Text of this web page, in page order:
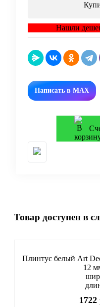
Нашли
Написать в MAX
Товар доступен в
Плинтус белый Art
12
1722